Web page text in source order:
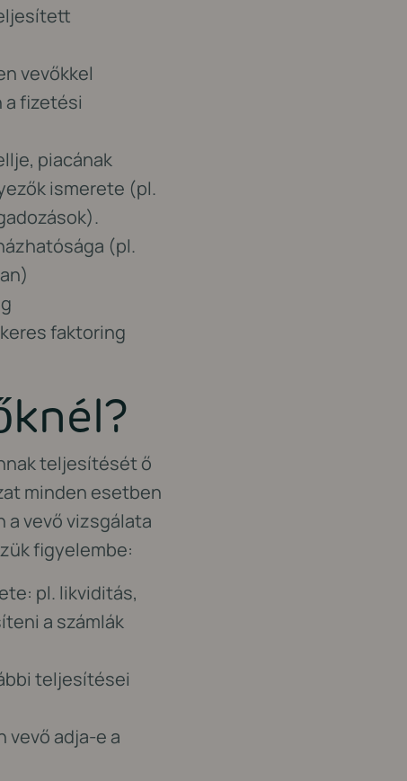
vevőkkel
a fizetési
piacának
ismerete (pl.
(pl.
faktoring
teljesítését ő
minden esetben
a vevő vizsgálata
figyelembe:
pl. likviditás,
a számlák
teljesítései
vevő adja-e a